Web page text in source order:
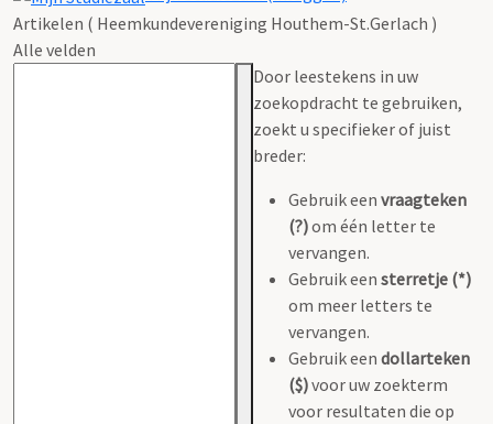
Artikelen ( Heemkundevereniging Houthem-St.Gerlach )
Alle velden
Door leestekens in uw
zoekopdracht te gebruiken,
zoekt u specifieker of juist
breder:
Gebruik een vraagteken
(?)om één letter te
vervangen.
Gebruik een sterretje (*)
om meer letters te
vervangen.
Gebruik een dollarteken
($)voor uw zoekterm
voor resultaten die op